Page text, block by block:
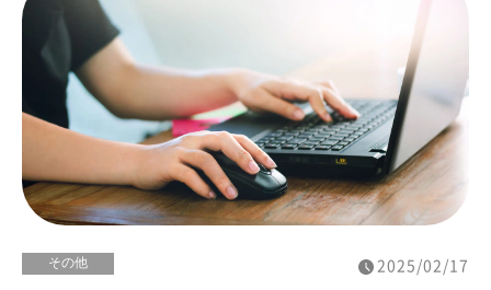
その他 2025/02/17